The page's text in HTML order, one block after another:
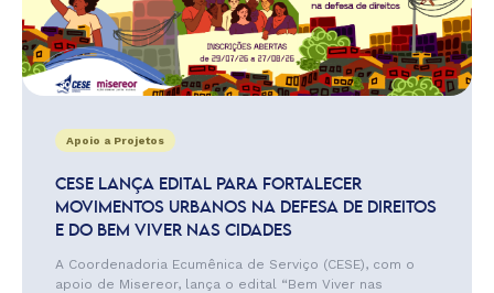
Apoio a Projetos
CESE LANÇA EDITAL PARA FORTALECER
MOVIMENTOS URBANOS NA DEFESA DE DIREITOS
E DO BEM VIVER NAS CIDADES
A Coordenadoria Ecumênica de Serviço (CESE), com o
apoio de Misereor, lança o edital “Bem Viver nas